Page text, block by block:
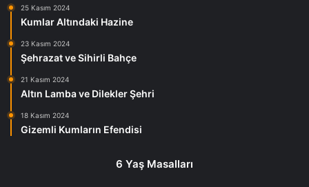
25 Kasım 2024
Kumlar Altındaki Hazine
23 Kasım 2024
Şehrazat ve Sihirli Bahçe
21 Kasım 2024
Altın Lamba ve Dilekler Şehri
18 Kasım 2024
Gizemli Kumların Efendisi
6 Yaş Masalları